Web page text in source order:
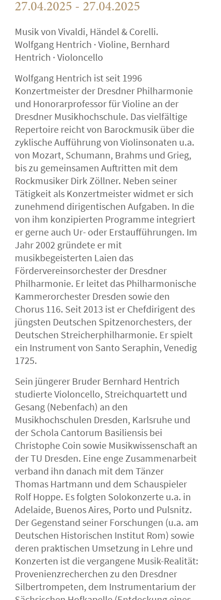
27.04.2025 - 27.04.2025
Musik von Vivaldi, Händel & Corelli.
Wolfgang Hentrich · Violine, Bernhard
Hentrich · Violoncello
Wolfgang Hentrich ist seit 1996
Konzertmeister der Dresdner Philharmonie
und Honorarprofessor für Violine an der
Dresdner Musikhochschule. Das vielfältige
Repertoire reicht von Barockmusik über die
zyklische Aufführung von Violinsonaten u.a.
von Mozart, Schumann, Brahms und Grieg,
bis zu gemeinsamen Auftritten mit dem
Rockmusiker Dirk Zöllner. Neben seiner
Tätigkeit als Konzertmeister widmet er sich
zunehmend dirigentischen Aufgaben. In die
von ihm konzipierten Programme integriert
er gerne auch Ur- oder Erstaufführungen. Im
Jahr 2002 gründete er mit
musikbegeisterten Laien das
Fördervereinsorchester der Dresdner
Philharmonie. Er leitet das Philharmonische
Kammerorchester Dresden sowie den
Chorus 116. Seit 2013 ist er Chefdirigent des
jüngsten Deutschen Spitzenorchesters, der
Deutschen Streicherphilharmonie. Er spielt
ein Instrument von Santo Seraphin, Venedig
1725.
Sein jüngerer Bruder Bernhard Hentrich
studierte Violoncello, Streichquartett und
Gesang (Nebenfach) an den
Musikhochschulen Dresden, Karlsruhe und
der Schola Cantorum Basiliensis bei
Christophe Coin sowie Musikwissenschaft an
der TU Dresden. Eine enge Zusammenarbeit
verband ihn danach mit dem Tänzer
Thomas Hartmann und dem Schauspieler
Rolf Hoppe. Es folgten Solokonzerte u.a. in
Adelaide, Buenos Aires, Porto und Pulsnitz.
Der Gegenstand seiner Forschungen (u.a. am
Deutschen Historischen Institut Rom) sowie
deren praktischen Umsetzung in Lehre und
Konzerten ist die vergangene Musik-Realität:
Provenienzrecherchen zu den Dresdner
Silbertrompeten, dem Instrumentarium der